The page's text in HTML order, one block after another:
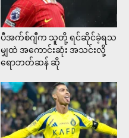
ပီအက်စ်ဂျီက သူတို့ ရင်ဆိုင်ခဲ့ရသ
မျှထဲ အကောင်းဆုံး အသင်းလို့
ရောဘတ်ဆန် ဆို